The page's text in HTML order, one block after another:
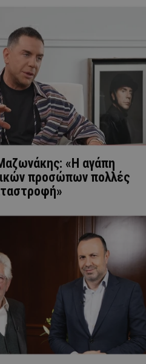
«Η αγάπη
προσώπων πολλές